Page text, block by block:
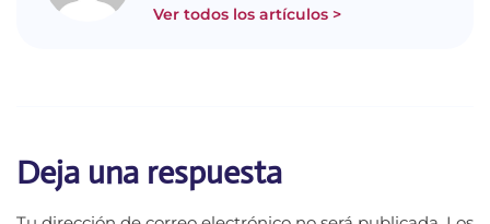
Ver todos los artículos >
Deja una respuesta